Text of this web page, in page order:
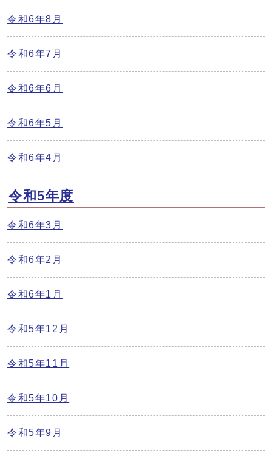
令和6年8月
令和6年7月
令和6年6月
令和6年5月
令和6年4月
令和5年度
令和6年3月
令和6年2月
令和6年1月
令和5年12月
令和5年11月
令和5年10月
令和5年9月